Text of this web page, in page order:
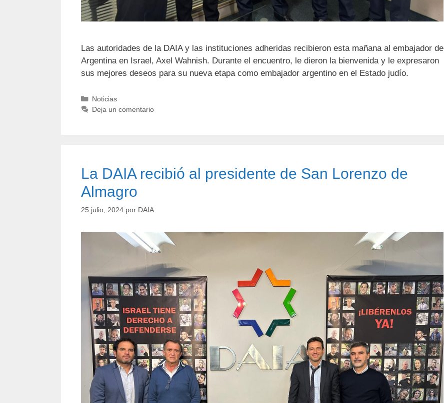
Las autoridades de la DAIA y las instituciones adheridas recibieron esta mañana al embajador de
Argentina en Israel, Axel Wahnish. Durante el encuentro, le dieron la bienvenida y le expresaron
sus mejores deseos para su nueva etapa como embajador argentino en el Estado judío.
Noticias
Deja un comentario
La DAIA recibió al presidente de San Lorenzo de
Almagro
25 julio, 2024 por DAIA